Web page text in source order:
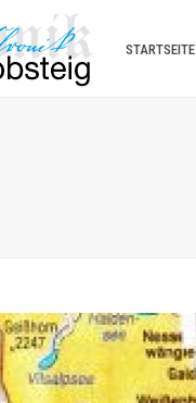
STARTSEITE